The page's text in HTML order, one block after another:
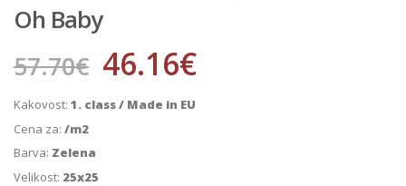
Oh Baby
57.70€ 46.16€
Kakovost: 1. class / Made in EU
Cena za: /m2
Barva: Zelena
Velikost: 25x25